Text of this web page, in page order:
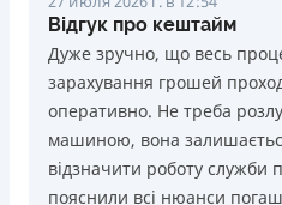
Переводятся деньги на
подписания электронного
кредита
Дарятся скидки до -99%
будущие кредиты
Программа лояльности для
Круглосуточная поддержка
Відгук про кештайм
Дуже зручно, що весь
зарахування грошей
оперативно. Не треба
машиною, вона
відзначити роботу служби
пояснили всі нюанси